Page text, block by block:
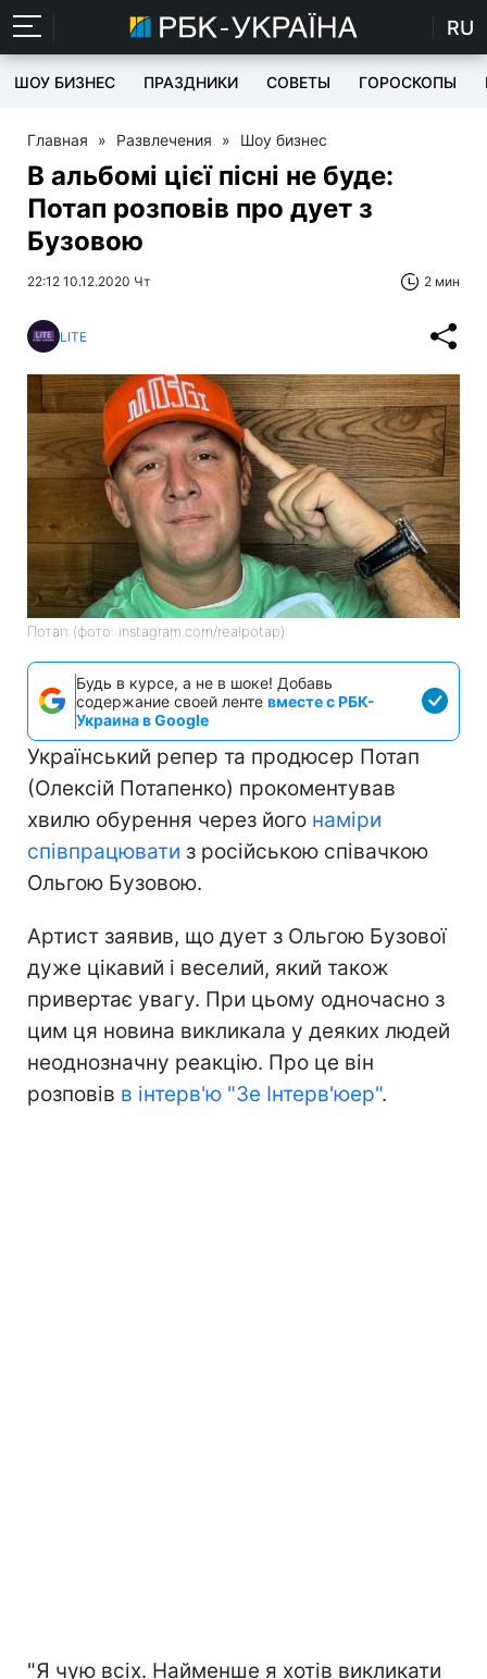
RU
ШОУ БИЗНЕС ПРАЗДНИКИ СОВЕТЫ ГОРОСКОПЫ
Главная » Развлечения » Шоу бизнес
В альбомі цієї пісні не буде:
Потап розповів про дует з
Бузовою
22:12 10.12.2020 Чт 2 мин
LITE
Потап (фото: instagram.com/realpotap)
Будь в курсе, а не в шоке! Добавь
содержание своей ленте вместе с РБК-
Украина в Google
Український репер та продюсер Потап
(Олексій Потапенко) прокоментував
хвилю обурення через його наміри
співпрацювати з російською співачкою
Ольгою Бузовою.
Артист заявив, що дует з Ольгою Бузової
дуже цікавий і веселий, який також
привертає увагу. При цьому одночасно з
цим ця новина викликала у деяких людей
неоднозначну реакцію. Про це він
розповів в інтерв'ю "Зе Інтерв'юер".
"Я чую всіх. Найменше я хотів викликати